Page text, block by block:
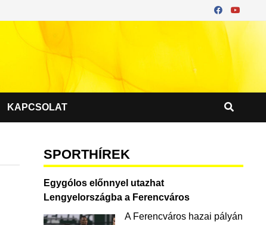
KAPCSOLAT
SPORTHÍREK
Egygólos előnnyel utazhat
Lengyelországba a Ferencváros
A Ferencváros hazai pályán